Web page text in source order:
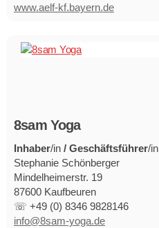
www.aelf-kf.bayern.de
8sam Yoga
Inhaber/in / Geschäftsführer/in
Stephanie Schönberger
Mindelheimerstr. 19
87600 Kaufbeuren
☏ +49 (0) 8346 9828146
info@8sam-yoga.de